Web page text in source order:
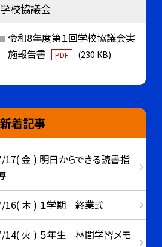
学校協議会
令和8年度第１回学校協議会実
施報告書
PDF (230 KB)
新着記事
17( 金 ) 明日からできる読書指
16( 木 ) １学期 終業式
14( 火 ) ５年生 林間学習メモ